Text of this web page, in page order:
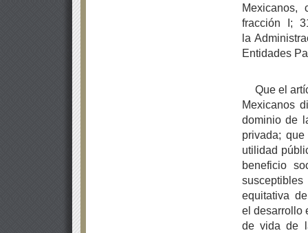
fracción I;
la
Entidades
Que el
Mexicanos
dominio de
privada;
utilidad
beneficio
equitativa
el desarrollo
de vida de